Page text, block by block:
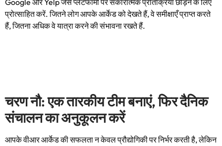
Google और Yelp जैसे प्लेटफार्मों पर सकारात्मक प्रतिक्रिया छोड़ने के लिए
प्रोत्साहित करें. जितने लोग आपके आर्केड को देखते हैं, वे समीक्षाएँ प्राप्त करते
हैं, जितना अधिक वे यात्रा करने की संभावना रखते हैं.
चरण नौ: एक तारकीय टीम बनाएं, फिर दैनिक
संचालन का अनुकूलन करें
आपके वीआर आर्केड की सफलता न केवल प्रौद्योगिकी पर निर्भर करती है, लेकिन